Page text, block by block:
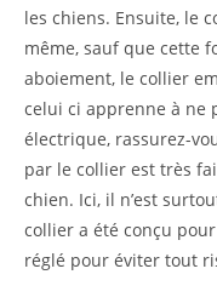
les chiens. Ensuite, le
même, sauf que cette
aboiement, le collier
celui ci apprenne à ne
électrique, rassurez-
par le collier est très
chien. Ici, il n’est
collier a été conçu
réglé pour éviter tout